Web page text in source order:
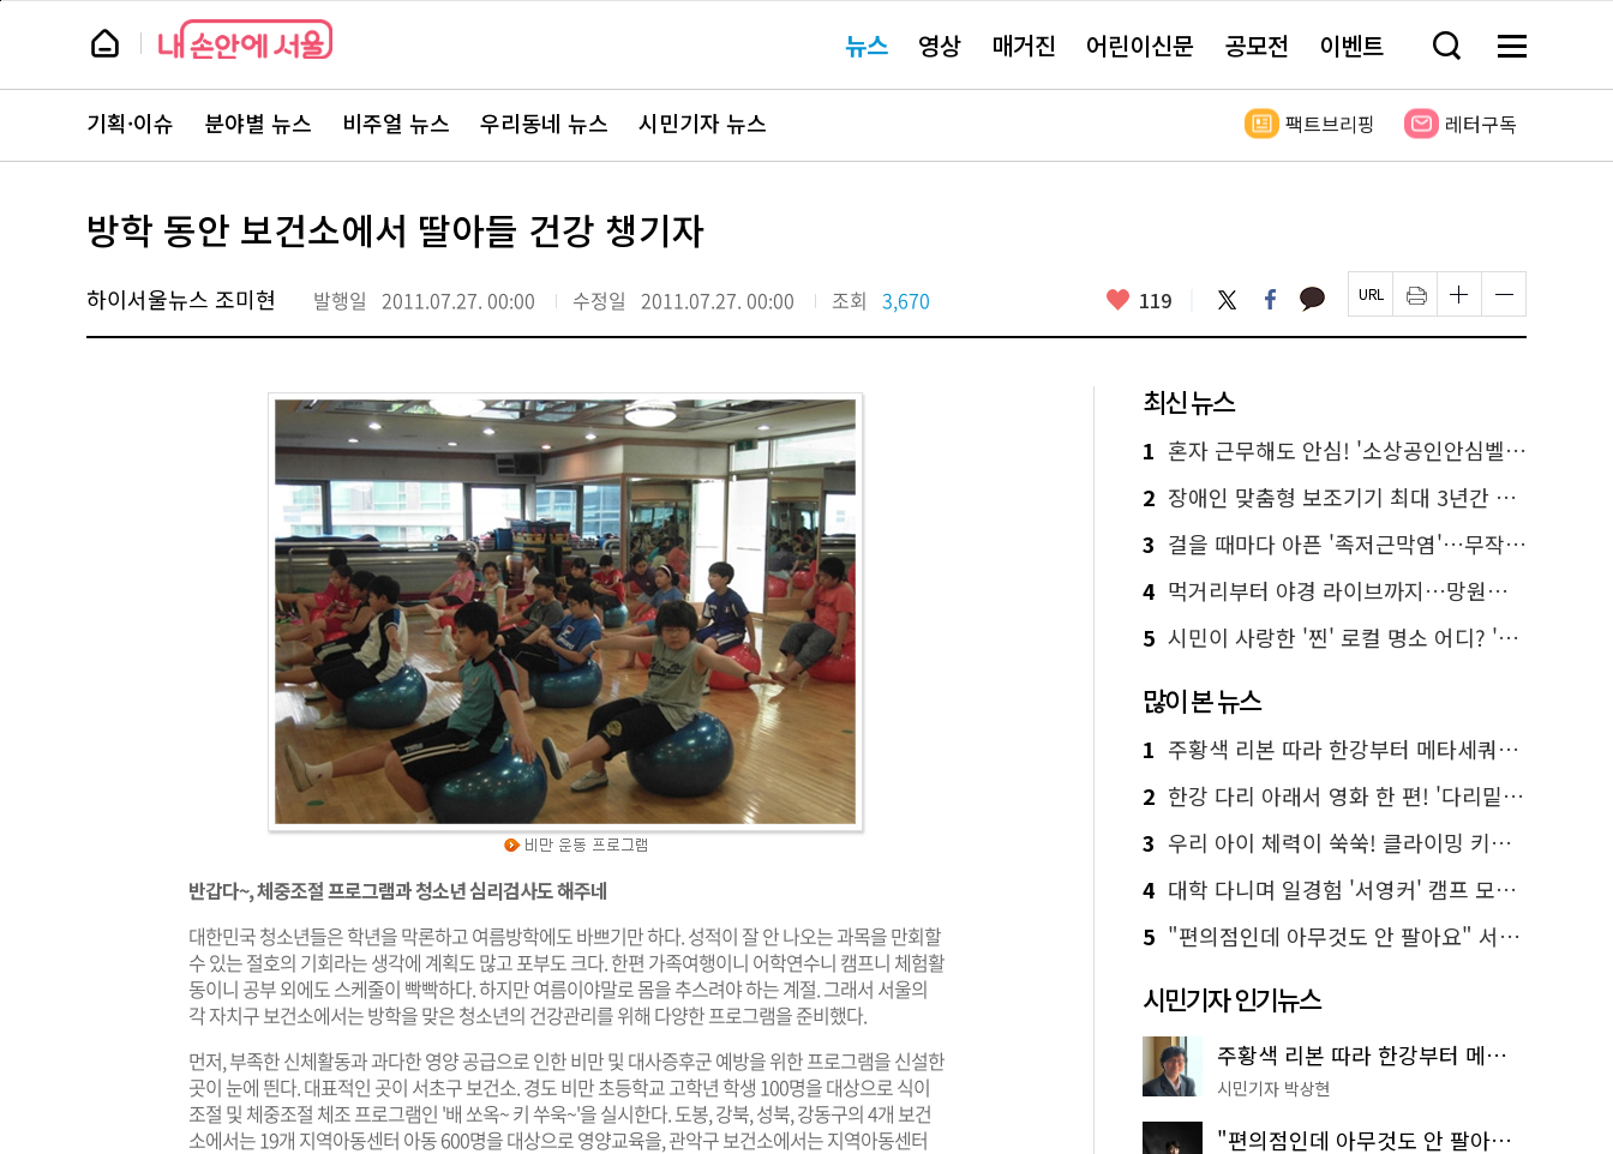
본
뉴
스 요뉴스 영상 매거진 어린이신문 공모전 이벤트 검
창
기
메
전
보
뉴
스
주
서
바
로
기획·이슈 분야별 뉴스 비주얼 뉴스 우리동네 뉴스 시민기자 뉴스 팩트브리핑 레터구독
방학 동안 보건소에서 딸아들 건강 챙기자
하이서울뉴스 조미현 발행일 2011.07.27. 00:00 수정일 2011.07.27. 00:00 조회 3,670 좋
요
119 트
위
터
페
이
스
카
카 페
이
지
인
쇄
하
글
자
크
하
기
글
자
크
하
기
반갑다~, 체중조절 프로그램과 청소년 심리검사도 해주네
대한민국 청소년들은 학년을 막론하고 여름방학에도 바쁘기만 하다. 성적이 잘 안 나오는 과목을 만회할
수 있는 절호의 기회라는 생각에 계획도 많고 포부도 크다. 한편 가족여행이니 어학연수니 캠프니 체험활
동이니 공부 외에도 스케줄이 빡빡하다. 하지만 여름이야말로 몸을 추스려야 하는 계절. 그래서 서울의
각 자치구 보건소에서는 방학을 맞은 청소년의 건강관리를 위해 다양한 프로그램을 준비했다.
먼저, 부족한 신체활동과 과다한 영양 공급으로 인한 비만 및 대사증후군 예방을 위한 프로그램을 신설한
곳이 눈에 띈다. 대표적인 곳이 서초구 보건소. 경도 비만 초등학교 고학년 학생 100명을 대상으로 식이
조절 및 체중조절 체조 프로그램인 '배 쏘옥~ 키 쑤욱~'을 실시한다. 도봉, 강북, 성북, 강동구의 4개 보건
소에서는 19개 지역아동센터 아동 600명을 대상으로 영양교육을, 관악구 보건소에서는 지역아동센터
최신 뉴스
1 혼자 근무해도 안심! '소상공인안심벨' 신청하세요
2 장애인 맞춤형 보조기기 최대 3년간 무상 대여…삶의 질 높인다
3 걸을 때마다 아픈 '족저근막염'…무작정 참지 말고 '이것' 해보세요!
4 먹거리부터 야경 라이브까지…망원한강공원 알짜 코스
5 시민이 사랑한 '찐' 로컬 명소 어디? '서울에디션25' 추천 코스
많이 본 뉴스
1 주황색 리본 따라 한강부터 메타세쿼이아 숲길까지…서울둘레길 15코스
2 한강 다리 아래서 영화 한 편! '다리밑 영화관' 무료 상영
3 우리 아이 체력이 쑥쑥! 클라이밍 키즈카페·어린이 체력장
4 대학 다니며 일경험 '서영커' 캠프 모집…전액 무료
5 "편의점인데 아무것도 안 팔아요" 서울에서 가장 특별한 편의점의 정체
시민기자 인기뉴스
주황색 리본 따라 한강부터 메타세쿼이아 숲길까지…서울둘레길 15코스
시민기자 박상현
"편의점인데 아무것도 안 팔아요" 서울에서 가장 특별한 편의점의 정체
페